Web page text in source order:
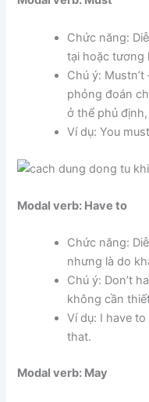
Chức năng:
tại hoặc tương
Chú ý:
phỏng đoán
ở thể phủ
Ví dụ: You
Modal verb: Have to
Chức năng:
nhưng là do
Chú ý: Don’t
không cần
Ví dụ: I have
that.
Modal verb: May